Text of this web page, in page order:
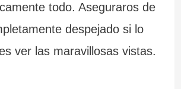
todo. Aseguraros de
despejado si lo
ver las maravillosas vistas.